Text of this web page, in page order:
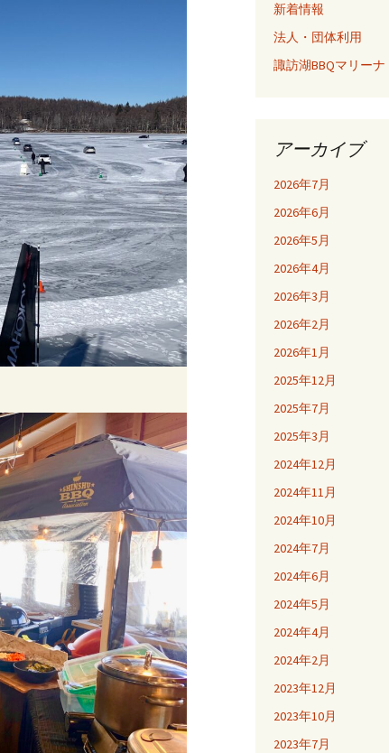
新着情報
法人・団体利用
諏訪湖BBQマリーナ
アーカイブ
2026年7月
2026年6月
2026年5月
2026年4月
2026年3月
2026年2月
2026年1月
2025年12月
2025年7月
2025年3月
2024年12月
2024年11月
2024年10月
2024年7月
2024年6月
2024年5月
2024年4月
2024年2月
2023年12月
2023年10月
2023年7月